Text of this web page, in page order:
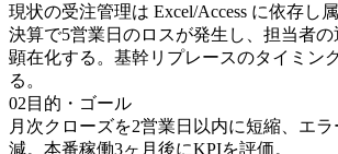
現状の受注管理は Excel/Access に依存し
決算で5営業日のロスが発生し、担当者
顕在化する。基幹リプレースのタイミン
る。
02 目的・ゴール
月次クローズを2営業日以内に短縮、エ
減。本番稼働3ヶ月後にKPIを評価。